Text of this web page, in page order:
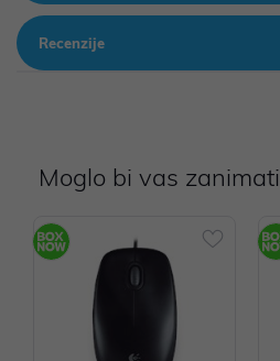
Recenzije
Moglo bi vas zanimati